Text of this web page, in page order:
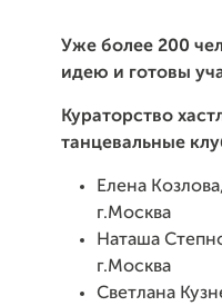
Уже более 200
идею и готовы
Кураторство
танцевальные
Елена
г.Москва
Наташа
г.Москва
Светлана